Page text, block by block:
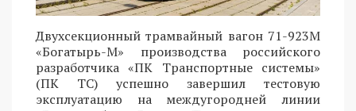
Двухсекционный трамвайный вагон 71-923М
«Богатырь-М» производства российского
разработчика «ПК Транспортные системы»
(ПК ТС) успешно завершил тестовую
эксплуатацию на междугородней линии